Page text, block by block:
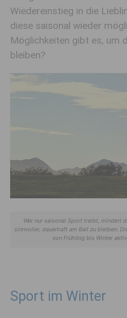
Wiedereinstieg in die
diese saisonal wieder
Möglichkeiten gibt es, um
bleiben?
Wer nur saisonal Sport treibt, mindert
sinnvoller, dauerhaft am Ball zu bleiben.
von Frühling bis Winter
Sport im Winter